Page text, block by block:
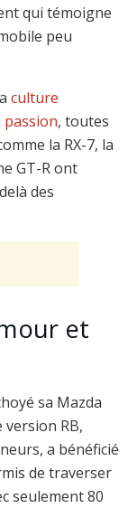
qui témoigne
peu
culture
, toutes
la RX-7, la
GT-R ont
des
et
sa Mazda
version RB,
a bénéficié
de traverser
seulement 80